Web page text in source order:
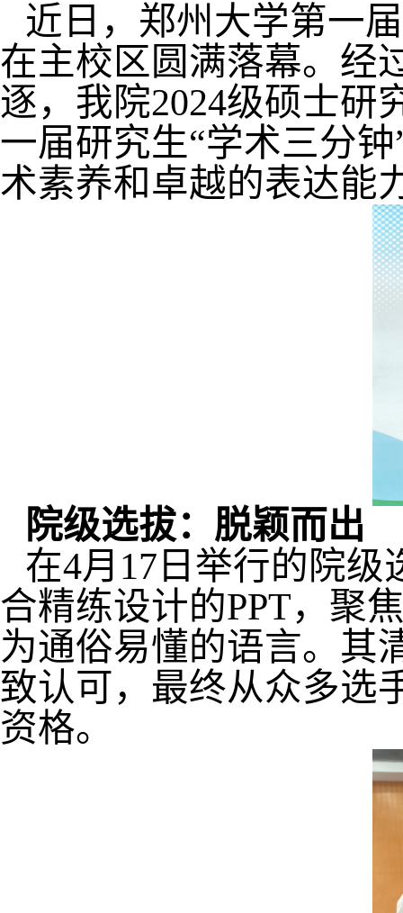
近日，郑州大学第一
在主校区圆满落幕。经
逐，我院2024级硕士研
一届研究生“学术三分
术素养和卓越的表达能
院级选拔：脱颖而出
在4月 17 日举行的院
合精练设计的PPT，聚
为通俗易懂的语言。其
致认可，最终从众多选
资格。